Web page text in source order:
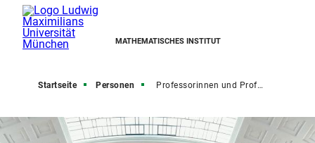
MATHEMATISCHES INSTITUT
Startseite Personen Professorinnen und Professoren